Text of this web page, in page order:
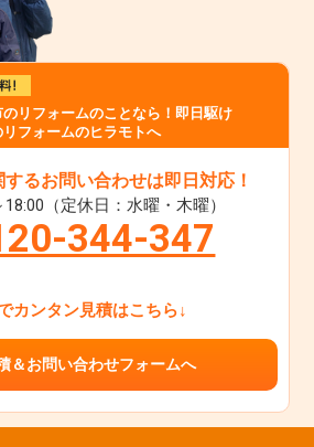
リフォームのことなら！即日駆け
フォームのヒラモトへ
るお問い合わせは即日対応！
（定休日：水曜・木曜）
344-347
カンタン見積はこちら↓
＆お問い合わせフォームへ